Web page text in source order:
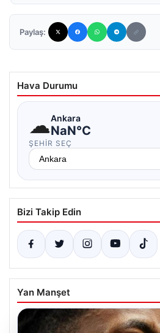
Paylaş:
Hava Durumu
☁Ankara
NaN°C
ŞEHIR SEÇ
Bizi Takip Edin
Yan Manşet